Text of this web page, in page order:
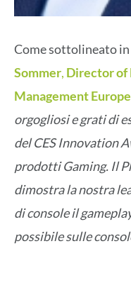
Come sottolineato
Sommer, Director of
Management
orgogliosi e grati di
del CES Innovation
prodotti Gaming. Il
dimostra la nostra
di console il
possibile sulle